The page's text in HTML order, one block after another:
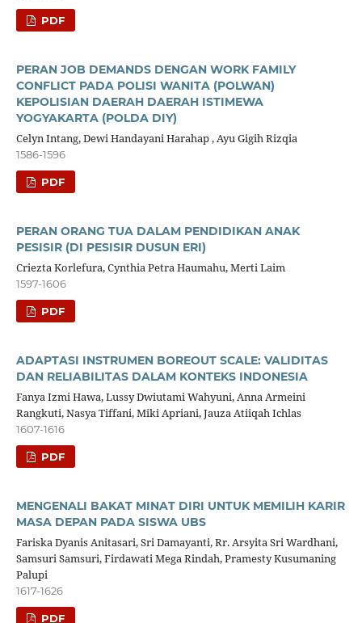
PDF
PERAN JOB DEMANDS DENGAN WORK FAMILY
CONFLICT PADA POLISI WANITA (POLWAN)
KEPOLISIAN DAERAH DAERAH ISTIMEWA
YOGYAKARTA (POLDA DIY)
Celyn Intang, Dewi Handayani Harahap , Ayu Gigih Rizqia
1586-1596
PDF
PERAN ORANG TUA DALAM PENDIDIKAN ANAK
PESISIR (DI PESISIR DUSUN ERI)
Criezta Korlefura, Cynthia Petra Haumahu, Merti Laim
1597-1606
PDF
ADAPTASI INSTRUMEN BOREOUT SCALE: VALIDITAS
DAN RELIABILITAS DALAM KONTEKS INDONESIA
Fanya Izmi Hawa, Lussy Dwiutami Wahyuni, Anna Armeini
Rangkuti, Nasya Tiffani, Miki Apriani, Jauza Atiiqah Ichlas
1607-1616
PDF
MENGENALI BAKAT MINAT DIRI UNTUK MEMILIH KARIR
MASA DEPAN PADA SISWA UBS
Fariska Dyanis Anitasari, Sri Damayanti, Rr. Arsyita Sri Wardhani,
Samsuri Samsuri, Firdawati Mega Rindah, Pramesty Kusumaning
Palupi
1617-1626
PDF